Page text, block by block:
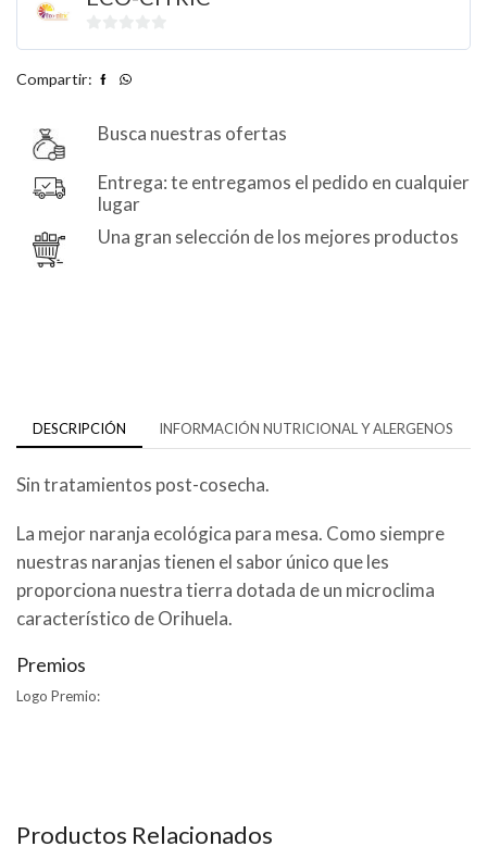
5
Compartir:
Busca nuestras ofertas
Entrega: te entregamos el pedido en cualquier
lugar
Una gran selección de los mejores productos
DESCRIPCIÓN INFORMACIÓN NUTRICIONAL Y ALERGENOS
Sin tratamientos post-cosecha.
La mejor naranja ecológica para mesa. Como siempre
nuestras naranjas tienen el sabor único que les
proporciona nuestra tierra dotada de un microclima
característico de Orihuela.
Premios
Logo Premio:
Productos Relacionados